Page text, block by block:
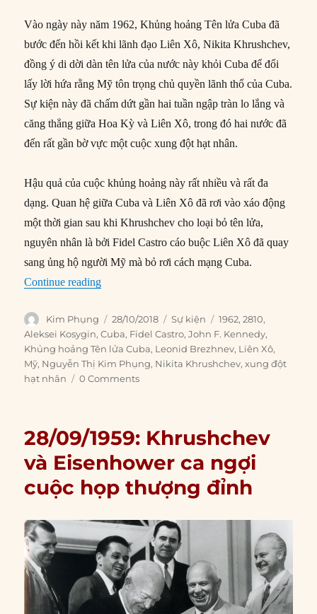
Vào ngày này năm 1962, Khủng hoảng Tên lửa Cuba đã
bước đến hồi kết khi lãnh đạo Liên Xô, Nikita Khrushchev,
đồng ý di dời dàn tên lửa của nước này khỏi Cuba để đổi
lấy lời hứa rằng Mỹ tôn trọng chủ quyền lãnh thổ của Cuba.
Sự kiện này đã chấm dứt gần hai tuần ngập tràn lo lắng và
căng thẳng giữa Hoa Kỳ và Liên Xô, trong đó hai nước đã
đến rất gần bờ vực một cuộc xung đột hạt nhân.
Hậu quả của cuộc khủng hoảng này rất nhiều và rất đa
dạng. Quan hệ giữa Cuba và Liên Xô đã rơi vào xáo động
một thời gian sau khi Khrushchev cho loại bỏ tên lửa,
nguyên nhân là bởi Fidel Castro cáo buộc Liên Xô đã quay
sang ủng hộ người Mỹ mà bỏ rơi cách mạng Cuba.
Continue reading“28/10/1962: Kết thúc Khủng hoảng Tên lửa
Author
Kim Phụng
Posted
on
28/10/2018 Categories
Sự kiện Tags
1962,2810,
Aleksei Kosygin,Cuba, Fidel Castro,John F. Kennedy,
Khủng hoảng Tên lửa Cuba, Leonid Brezhnev, Liên Xô,
Mỹ, Nguyễn Thị Kim Phụng, Nikita Khrushchev,xung đột
hạt nhân
0 Comments
28/09/1959: Khrushchev
và Eisenhower ca ngợi
cuộc họp thượng đỉnh